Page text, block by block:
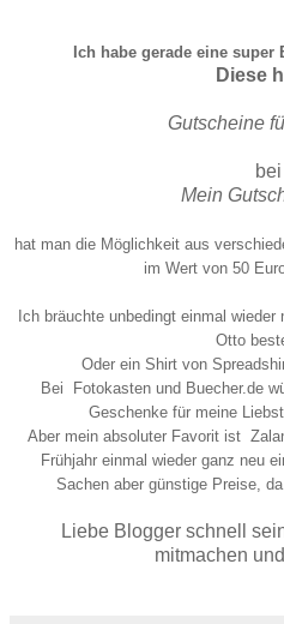
Ich habe gerade eine
Diese
Gutscheine
bei
Mein
hat man die Möglichkeit aus
im Wert von 50
Ich bräuchte unbedingt einmal
Otto
Oder ein Shirt von
Bei Fotokasten und Buecher.de
Geschenke für meine
Aber mein absoluter Favorit ist
Frühjahr einmal wieder ganz neu
Sachen aber günstige Preise,
Liebe Blogger schnell
mitmachen